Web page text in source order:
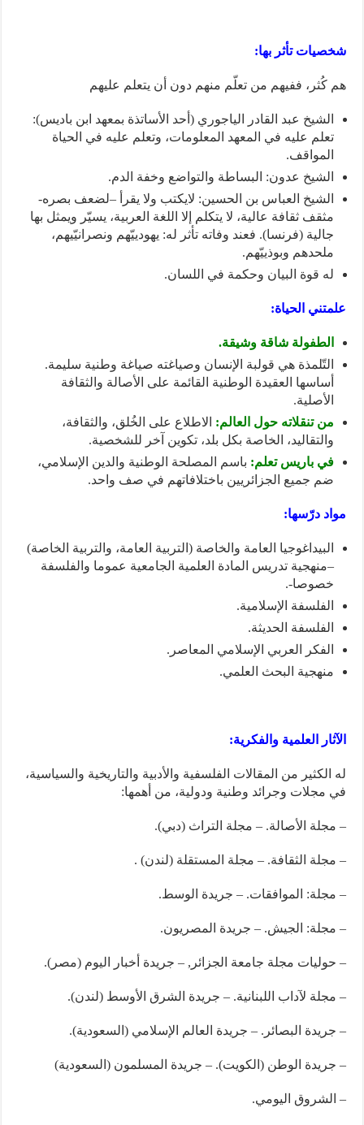
شخصيات تأثر بها:
هم كُثر، ففيهم من تعلّم منهم دون أن يتعلم عليهم
الشيخ عبد القادر الياجوري (أحد الأساتذة بمعهد ابن باديس):
تعلم عليه في المعهد المعلومات، وتعلم عليه في الحياة
المواقف.
الشيخ عدون: البساطة والتواضع وخفة الدم.
الشيخ العباس بن الحسين: لايكتب ولا يقرأ –لضعف بصره-
مثقف ثقافة عالية، لا يتكلم إلا اللغة العربية، يسيّر ويمثل بها
جالية (فرنسا). فعند وفاته تأثر له: يهودييّهم ونصرانيّيهم،
ملحدهم وبوذييّهم.
له قوة البيان وحكمة في اللسان.
علمتني الحياة:
الطفولة شاقة وشيقة.
التّلمذة هي قولبة الإنسان وصياغته صياغة وطنية سليمة.
أساسها العقيدة الوطنية القائمة على الأصالة والثقافة
الأصلية.
من تنقلاته حول العالم: الاطلاع على الخُلق، والثقافة،
والتقاليد، الخاصة بكل بلد، تكوين آخر للشخصية.
في باريس تعلم: باسم المصلحة الوطنية والدين الإسلامي،
ضم جميع الجزائريين باختلافاتهم في صف واحد.
مواد درّسها:
البيداغوجيا العامة والخاصة (التربية العامة، والتربية الخاصة)
–منهجية تدريس المادة العلمية الجامعية عموما والفلسفة
خصوصا-.
الفلسفة الإسلامية.
الفلسفة الحديثة.
الفكر العربي الإسلامي المعاصر.
منهجية البحث العلمي.
الآثار العلمية والفكرية:
له الكثير من المقالات الفلسفية والأدبية والتاريخية والسياسية،
في مجلات وجرائد وطنية ودولية، من أهمها:
– مجلة الأصالة. – مجلة التراث (دبي).
– مجلة الثقافة. – مجلة المستقلة (لندن) .
– مجلة: الموافقات. – جريدة الوسط.
– مجلة: الجيش. – جريدة المصريون.
– حوليات مجلة جامعة الجزائر, – جريدة أخبار اليوم (مصر).
– مجلة لآداب اللبنانية. – جريدة الشرق الأوسط (لندن).
– جريدة البصائر. – جريدة العالم الإسلامي (السعودية).
– جريدة الوطن (الكويت). – جريدة المسلمون (السعودية)
– الشروق اليومي.